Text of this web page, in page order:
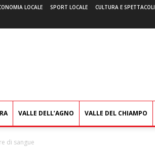
LOCALE SPORT LOCALE CULTURA E SPETTACOLI
VALLE DELL’AGNO VALLE DEL CHIAMPO
di sangue